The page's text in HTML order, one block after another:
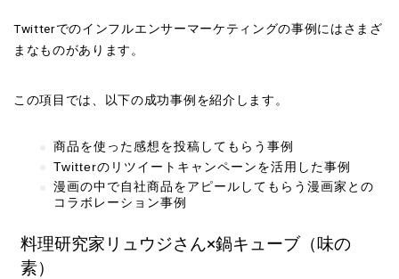
Twitterでのインフルエンサーマーケティングの事例にはさまざ
まなものがあります。
この項目では、以下の成功事例を紹介します。
商品を使った感想を投稿してもらう事例
Twitterのリツイートキャンペーンを活用した事例
漫画の中で自社商品をアピールしてもらう漫画家との
コラボレーション事例
料理研究家リュウジさん×鍋キューブ（味の
素）